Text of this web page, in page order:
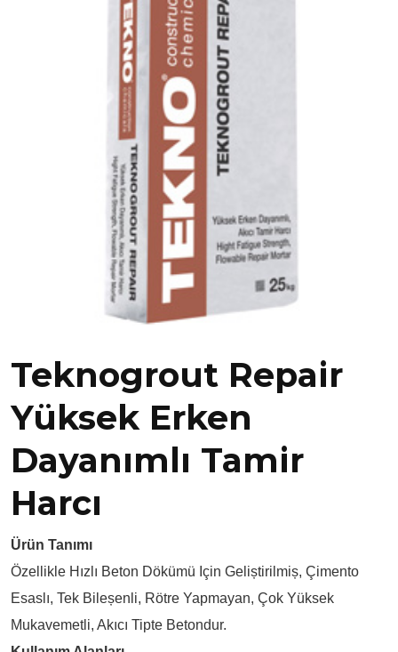
Teknogrout Repair
Yüksek Erken
Dayanımlı Tamir
Harcı
Ürün Tanımı
Özellikle Hızlı Beton Dökümü Için Geliștirilmiș, Çimento
Esaslı, Tek Bileșenli, Rötre Yapmayan, Çok Yüksek
Mukavemetli, Akıcı Tipte Betondur.